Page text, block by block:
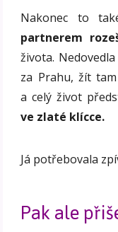
Nakonec to
partnerem
života.
za Prahu, žít
a celý život
ve zlaté klícce.
Já potřebovala
Pak ale